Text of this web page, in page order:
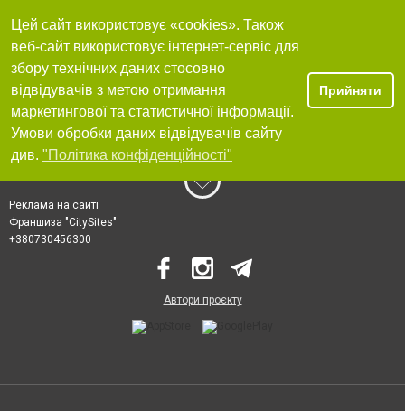
Цей сайт використовує «cookies». Також
веб-сайт використовує інтернет-сервіс для
збору технічних даних стосовно
відвідувачів з метою отримання
маркетингової та статистичної інформації.
Умови обробки даних відвідувачів сайту
див. "Політика конфіденційності"
Прийняти
Реклама на сайті
Франшиза "CitySites"
+380730456300
Автори проєкту